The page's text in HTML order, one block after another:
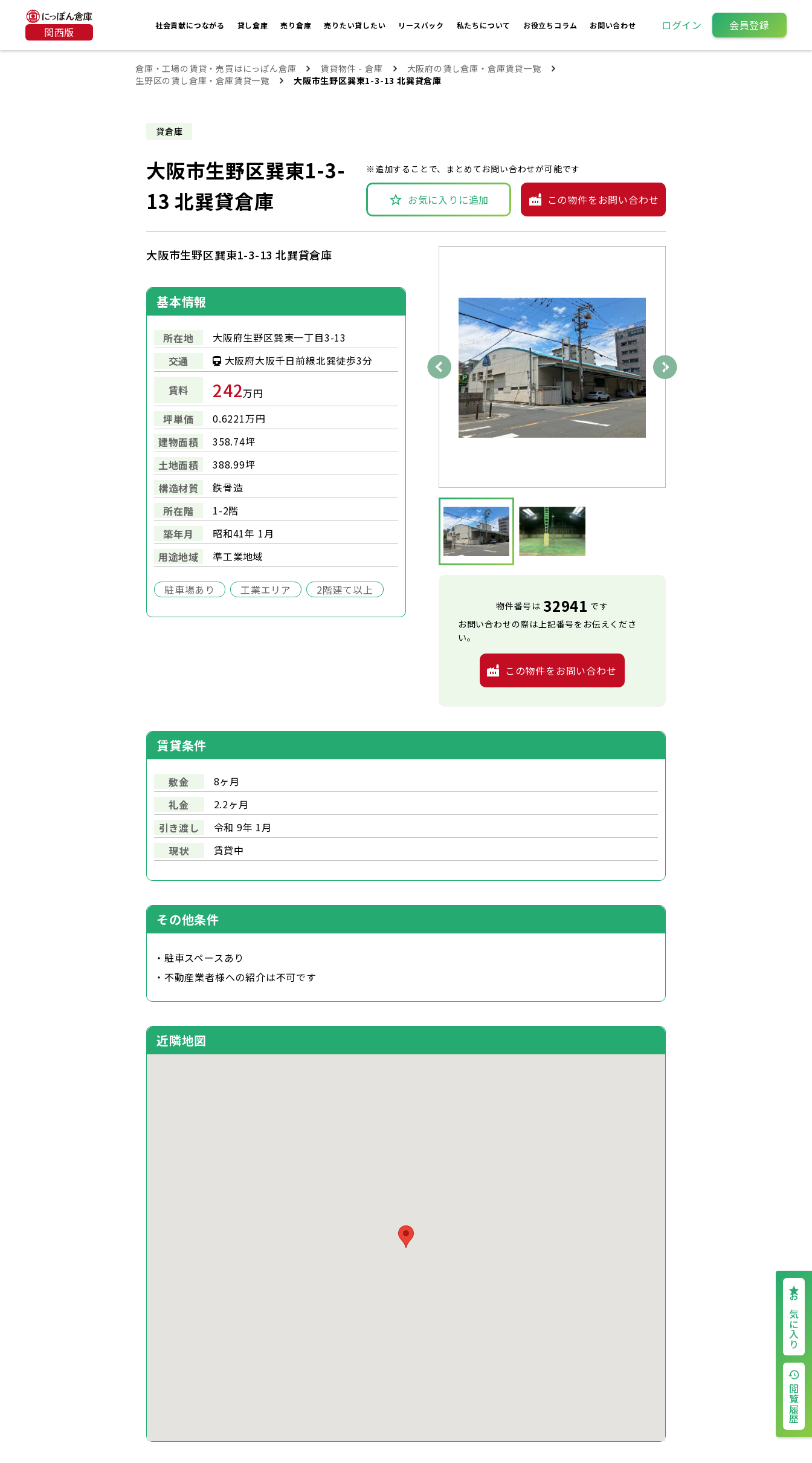
関西版 社会貢献につながる 貸し倉庫 売り倉庫 売りたい貸したい リースバック 私たちについて お役立ちコラム お問い合わせ ログイン 会員登録
倉庫・工場の賃貸・売買はにっぽん倉庫 賃貸物件 - 倉庫
大阪府の賃し倉庫・倉庫賃貸一覧
生野区の賃し倉庫・倉庫賃貸一覧
大阪市生野区巽東1-3-13 北巽貸倉庫
お気に入り
閲覧履歴
貸倉庫
大阪市生野区巽東1-3-
13 北巽貸倉庫
※追加することで、まとめてお問い合わせが可能です
お気に入りに追加 この物件をお問い合わせ
大阪市生野区巽東1-3-13 北巽貸倉庫
基本情報
所在地
大阪府生野区巽東一丁目3-13
交通
大阪府大阪千日前線北巽徒歩3分
賃料 242万円
坪単価
0.6221万円
建物面積
358.74坪
土地面積
388.99坪
構造材質
鉄骨造
所在階
1-2階
築年月
昭和41年 1月
用途地域
準工業地域
駐車場あり 工業エリア 2階建て以上
物件番号は 32941 です
お問い合わせの際は上記番号をお伝えくださ
い。
この物件をお問い合わせ
賃貸条件
敷金
8ヶ月
礼金
2.2ヶ月
引き渡し
令和 9年 1月
現状
賃貸中
その他条件
・駐車スペースあり
・不動産業者様への紹介は不可です
近隣地図